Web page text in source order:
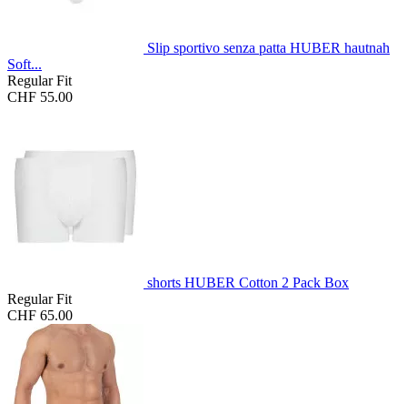
Slip sportivo senza patta HUBER hautnah
Soft...
Regular Fit
CHF 55.00
shorts HUBER Cotton 2 Pack Box
Regular Fit
CHF 65.00